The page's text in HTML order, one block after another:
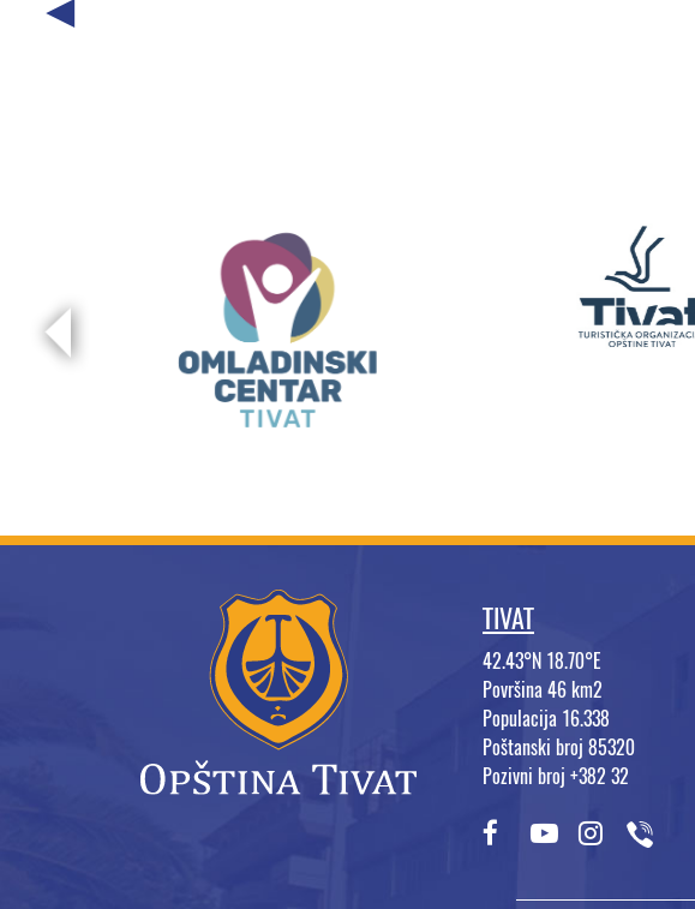
TIVAT
42.43°N 18.70°E
Površina 46 km2
Populacija 16.338
Poštanski broj 85320
Pozivni broj +382 32